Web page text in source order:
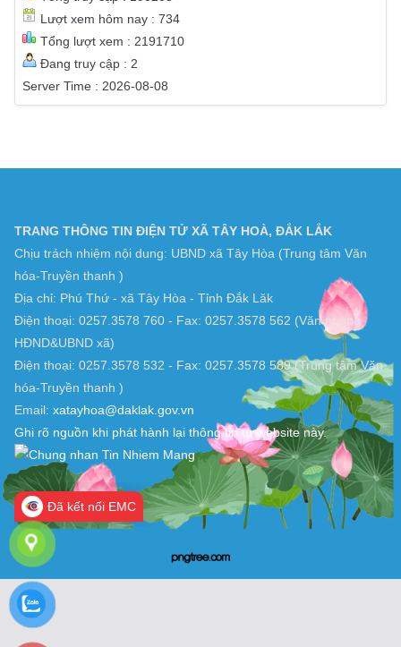
Truy cập hôm qua : 560
Năm này : 113428
Tổng truy cập : 198283
TRANG THÔNG TIN ĐIỆN TỬ XÃ TÂY HOÀ, ĐẮK LẮK
Chịu trách nhiệm nội dung: UBND xã Tây Hòa (Trung tâm Văn
hóa-Truyền thanh )
Điện thoại: 0257.3578 760 - Fax: 0257.3578 562 (Văn phòng
HĐND&UBND xã)
Điện thoại: 0257.3578 532 - Fax: 0257.3578 589 (Trung tâm Văn
hóa-Truyền thanh )
Email:xatayhoa@daklak.gov.vn
Ghi rõ nguồn khi phát hành lại thông tin từ website này.
Đã kết nối EMC